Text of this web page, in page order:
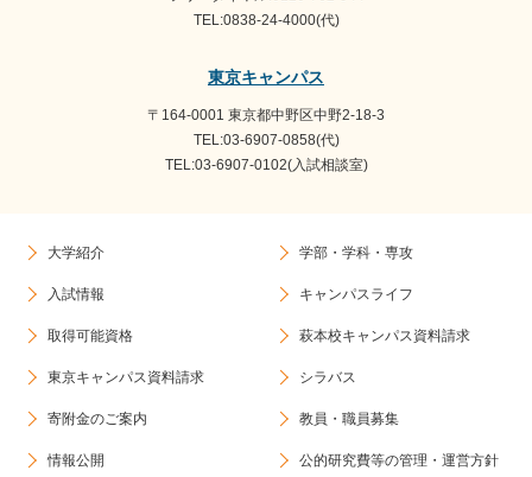
TEL:0838-24-4000(代)
東京キャンパス
〒164-0001 東京都中野区中野2-18-3
TEL:03-6907-0858(代)
TEL:03-6907-0102(入試相談室)
大学紹介 学部・学科・専攻
入試情報 キャンパスライフ
取得可能資格 萩本校キャンパス資料請求
東京キャンパス資料請求 シラバス
寄附金のご案内 教員・職員募集
情報公開 公的研究費等の管理・運営方針